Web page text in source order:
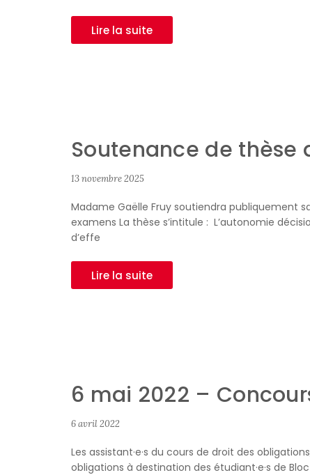
Lire la suite
Soutenance de thèse
13 novembre 2025
Madame Gaëlle Fruy soutiendra publiquement
examens La thèse s’intitule : L’­­autonomie
d’effe
Lire la suite
6 mai 2022 –
6 avril 2022
Les assistant·e·s du cours de droit des
obligations à destination des étudiant·e·s de